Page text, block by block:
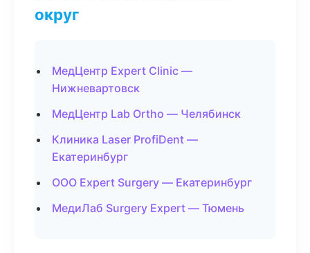
округ
МедЦентр Expert Clinic —
Нижневартовск
МедЦентр Lab Ortho — Челябинск
Клиника Laser ProfiDent —
Екатеринбург
ООО Expert Surgery — Екатеринбург
МедиЛаб Surgery Expert — Тюмень